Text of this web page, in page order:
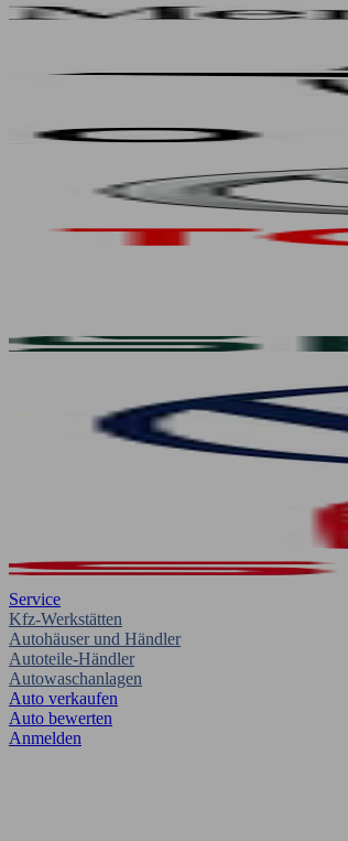
Service
Kfz-Werkstätten
Autohäuser und Händler
Autoteile-Händler
Autowaschanlagen
Auto verkaufen
Auto bewerten
Anmelden